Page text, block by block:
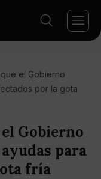
el Gobierno
por la gota
Gobierno
para
fría